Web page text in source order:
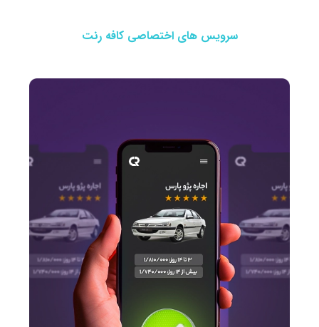
سرویس های اختصاصی کافه رنت